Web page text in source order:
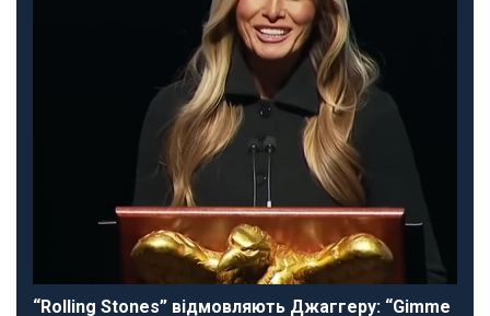
“Rolling Stones” відмовляють Джаггеру: “Gimme